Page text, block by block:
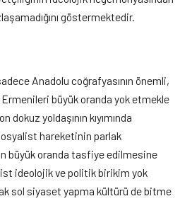
göstermektedir.
Anadolu coğrafyasının önemli,
büyük oranda yok etmekle
dokuz yoldaşının kıyımında
hareketinin parlak
büyük oranda tasfiye edilmesine
ideolojik ve politik birikim yok
sol siyaset yapma kültürü de bitme